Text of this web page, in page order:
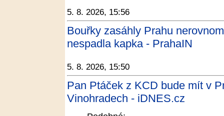
5. 8. 2026, 15:56
Bouřky zasáhly Prahu
nespadla kapka - PrahaIN
5. 8. 2026, 15:50
Pan Ptáček z KCD bude mít v
Vinohradech - iDNES.cz